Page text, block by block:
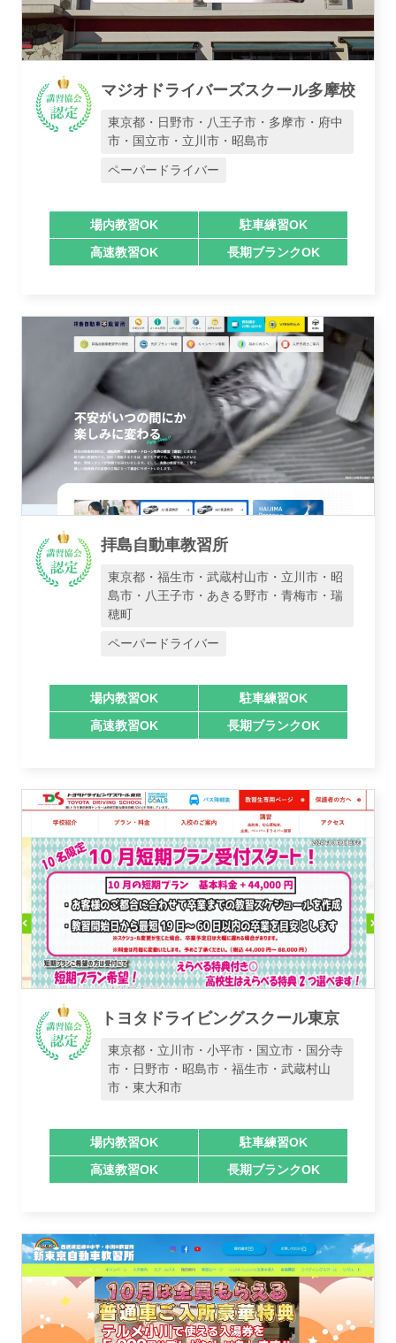
講習トピックス
マジオドライバーズスクール多摩校
東京都・日野市・八王子市・多摩市・府中
市・国立市・立川市・昭島市
ペーパードライバー
場内教習OK
駐車練習OK
高速教習OK
長期ブランクOK
拝島自動車教習所
東京都・福生市・武蔵村山市・立川市・昭
島市・八王子市・あきる野市・青梅市・瑞
穂町
ペーパードライバー
場内教習OK
駐車練習OK
高速教習OK
長期ブランクOK
トヨタドライビングスクール東京
東京都・立川市・小平市・国立市・国分寺
市・日野市・昭島市・福生市・武蔵村山
市・東大和市
場内教習OK
駐車練習OK
高速教習OK
長期ブランクOK